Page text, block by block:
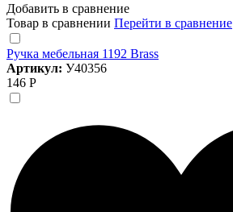
Добавить в сравнение
Товар в сравнении Перейти в сравнение
Ручка мебельная 1192 Brass
Артикул: У40356
146 Р